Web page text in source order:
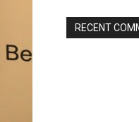
RECENT